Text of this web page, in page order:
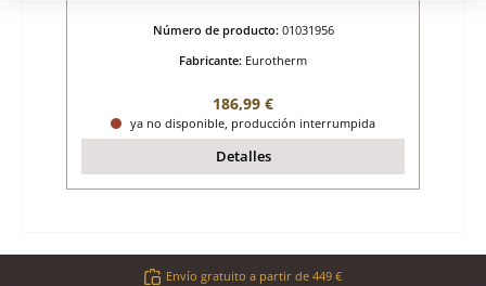
Número de producto: 01031956
Fabricante: Eurotherm
Precio normal:
186,99 €
ya no disponible, producción interrumpida
Detalles
Envío gratuito a partir de 449 €